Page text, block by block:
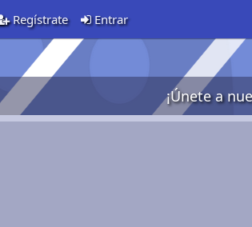
Regístrate Entrar
¡Únete a